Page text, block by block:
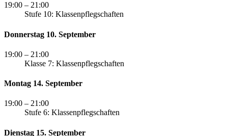
19:00 – 21:00
Stufe 10: Klassenpflegschaften
Donnerstag 10. September
19:00 – 21:00
Klasse 7: Klassenpflegschaften
Montag 14. September
19:00 – 21:00
Stufe 6: Klassenpflegschaften
Dienstag 15. September